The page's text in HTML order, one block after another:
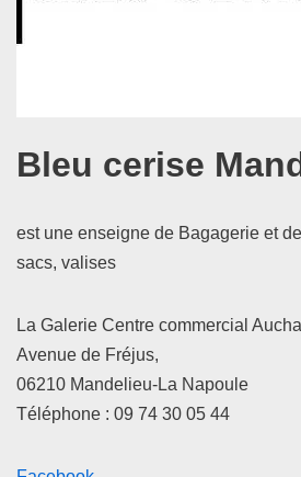
Bleu cerise
est une enseigne de Bagagerie et
sacs, valises
La Galerie Centre commercial
Avenue de Fréjus,
06210 Mandelieu-La Napoule
Téléphone : 09 74 30 05 44